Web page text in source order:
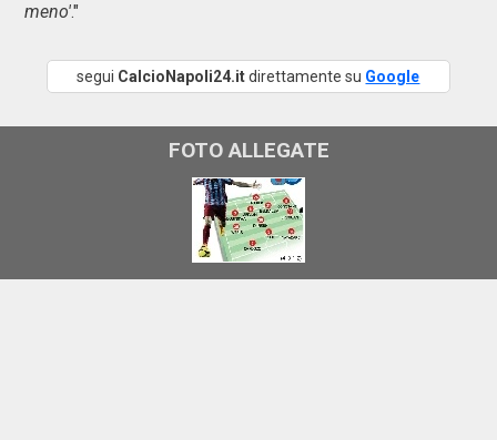
meno'."
segui CalcioNapoli24.itdirettamente su Google
FOTO ALLEGATE